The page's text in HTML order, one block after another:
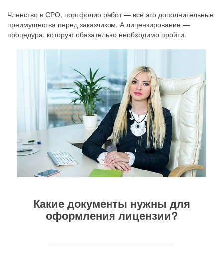
Членство в СРО, портфолио работ — всё это дополнительные
преимущества перед заказчиком. А лицензирование —
процедура, которую обязательно необходимо пройти.
Какие документы нужны для
оформления лицензии?